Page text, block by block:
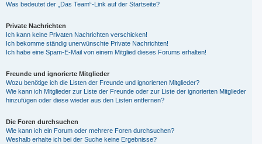
Was bedeutet der „Das Team“-Link auf der Startseite?
Private Nachrichten
Ich kann keine Privaten Nachrichten verschicken!
Ich bekomme ständig unerwünschte Private Nachrichten!
Ich habe eine Spam-E-Mail von einem Mitglied dieses Forums erhalten!
Freunde und ignorierte Mitglieder
Wozu benötige ich die Listen der Freunde und ignorierten Mitglieder?
Wie kann ich Mitglieder zur Liste der Freunde oder zur Liste der ignorierten Mitglieder
hinzufügen oder diese wieder aus den Listen entfernen?
Die Foren durchsuchen
Wie kann ich ein Forum oder mehrere Foren durchsuchen?
Weshalb erhalte ich bei der Suche keine Ergebnisse?